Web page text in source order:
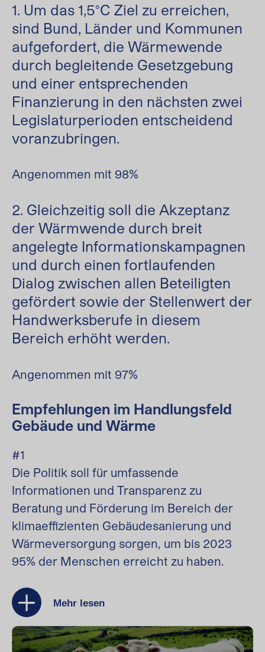
1. Um das 1,5°C Ziel zu erreichen,
sind Bund, Länder und Kommunen
aufgefordert, die Wärmewende
durch begleitende Gesetzgebung
und einer entsprechenden
Finanzierung in den nächsten zwei
Legislaturperioden entscheidend
voranzubringen.
Angenommen mit 98%
2. Gleichzeitig soll die Akzeptanz
der Wärmwende durch breit
angelegte Informationskampagnen
und durch einen fortlaufenden
Dialog zwischen allen Beteiligten
gefördert sowie der Stellenwert der
Handwerksberufe in diesem
Bereich erhöht werden.
Angenommen mit 97%
Empfehlungen im Handlungsfeld
Gebäude und Wärme
#1
Die Politik soll für umfassende
Informationen und Transparenz zu
Beratung und Förderung im Bereich der
klimaeffizienten Gebäudesanierung und
Wärmeversorgung sorgen, um bis 2023
95% der Menschen erreicht zu haben.
Mehr lesen